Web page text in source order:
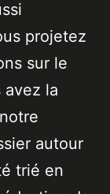
projetez
sur le
avez la
autour
trié en